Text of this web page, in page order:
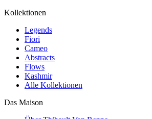
Kollektionen
Legends
Fiori
Cameo
Abstracts
Flows
Kashmir
Alle Kollektionen
Das Maison